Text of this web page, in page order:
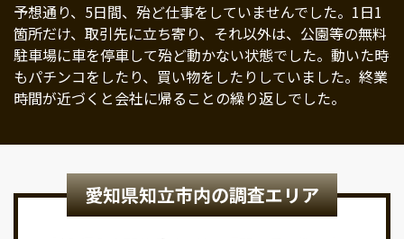
予想通り、5日間、殆ど仕事をしていませんでした。1日1
箇所だけ、取引先に立ち寄り、それ以外は、公園等の無料
駐車場に車を停車して殆ど動かない状態でした。動いた時
もパチンコをしたり、買い物をしたりしていました。終業
時間が近づくと会社に帰ることの繰り返しでした。
愛知県知立市内の調査エリア